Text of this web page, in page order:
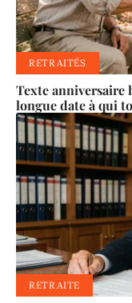
RETRAITÉS
Texte anniversaire
longue date à qui
RETRAITE